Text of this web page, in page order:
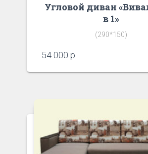
Угловой диван
в 1»
(290*150)
54 000 р.